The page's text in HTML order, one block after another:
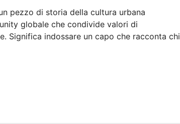
pezzo di storia della cultura urbana
globale che condivide valori di
Significa indossare un capo che racconta chi